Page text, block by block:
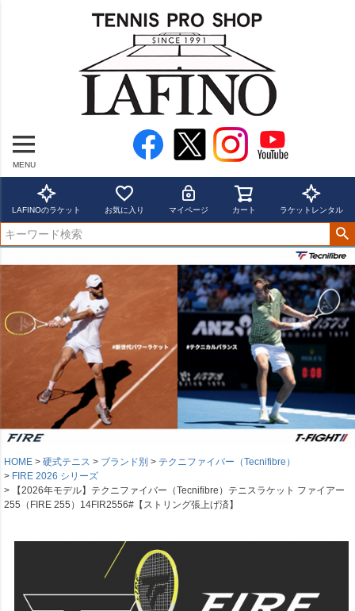
MENU
LAFINOのラケット お気に入り マイページ カート ラケットレンタル
HOME 硬式テニス ブランド別
テクニファイバー（Tecnifibre）
FIRE 2026 シリーズ
【2026年モデル】テクニファイバー（Tecnifibre）テニスラケット ファイアー
255（FIRE 255）14FIR2556#【ストリング張上げ済】